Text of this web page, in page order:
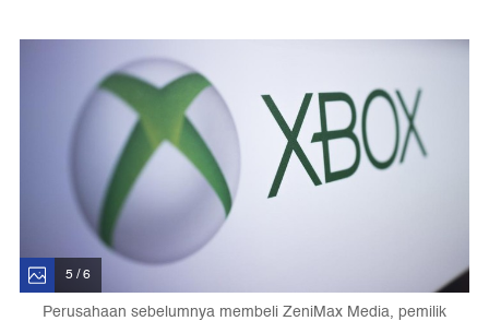
5 / 6
Perusahaan sebelumnya membeli ZeniMax Media, pemilik